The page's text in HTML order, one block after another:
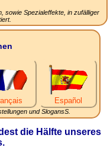
sowie Spezialeffekte, in zufälliger
Español
und SlogansS.
die Hälfte unseres